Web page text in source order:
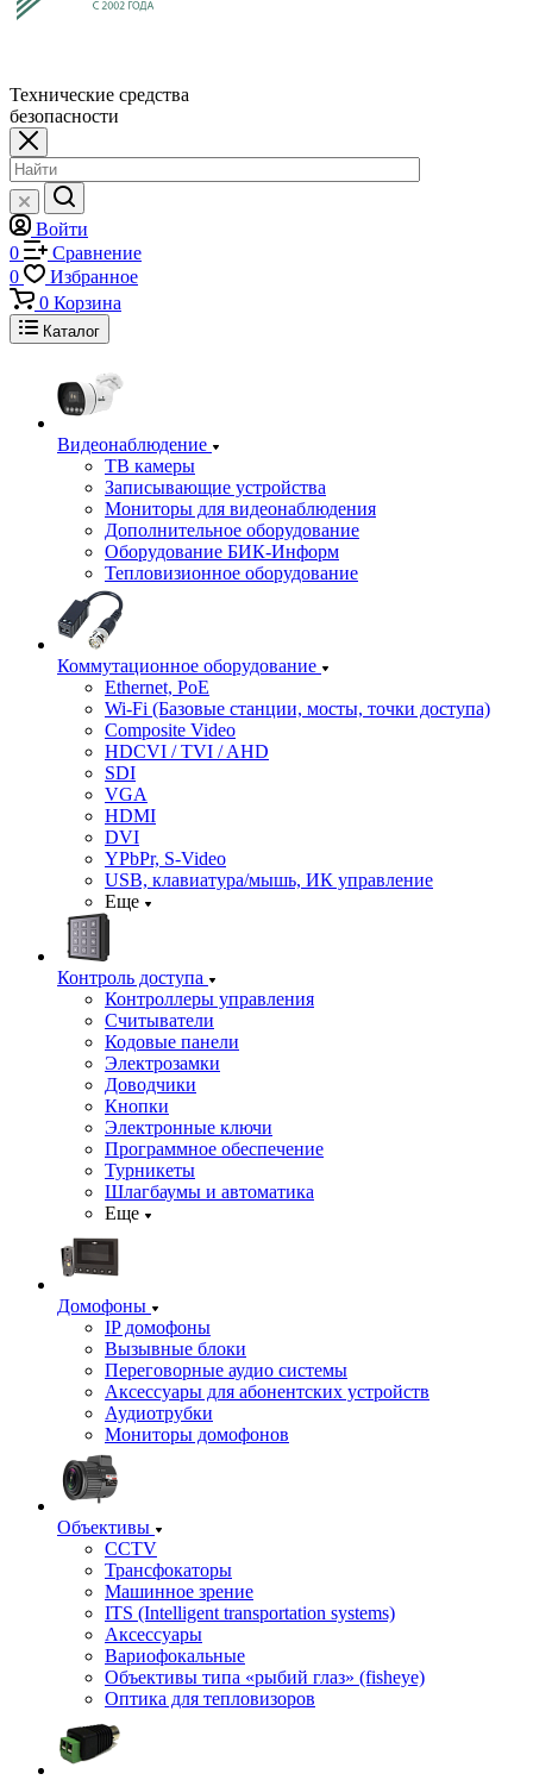
Технические средства
безопасности
Войти
0
Сравнение
0
Избранное
0 Корзина
Каталог
Видеонаблюдение
ТВ камеры
Записывающие устройства
Мониторы для видеонаблюдения
Дополнительное оборудование
Оборудование БИК-Информ
Тепловизионное оборудование
Коммутационное оборудование
Ethernet, PoE
Wi-Fi (Базовые станции, мосты, точки доступа)
Composite Video
HDCVI / TVI / AHD
SDI
VGA
HDMI
DVI
YPbPr, S-Video
USB, клавиатура/мышь, ИК управление
Еще
Контроль доступа
Контроллеры управления
Считыватели
Кодовые панели
Электрозамки
Доводчики
Кнопки
Электронные ключи
Программное обеспечение
Турникеты
Шлагбаумы и автоматика
Еще
Домофоны
IP домофоны
Вызывные блоки
Переговорные аудио системы
Аксессуары для абонентских устройств
Аудиотрубки
Мониторы домофонов
Объективы
CCTV
Трансфокаторы
Машинное зрение
ITS (Intelligent transportation systems)
Аксессуары
Вариофокальные
Объективы типа «рыбий глаз» (fisheye)
Оптика для тепловизоров